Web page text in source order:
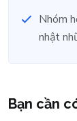
Nhóm
nhật
Bạn cần